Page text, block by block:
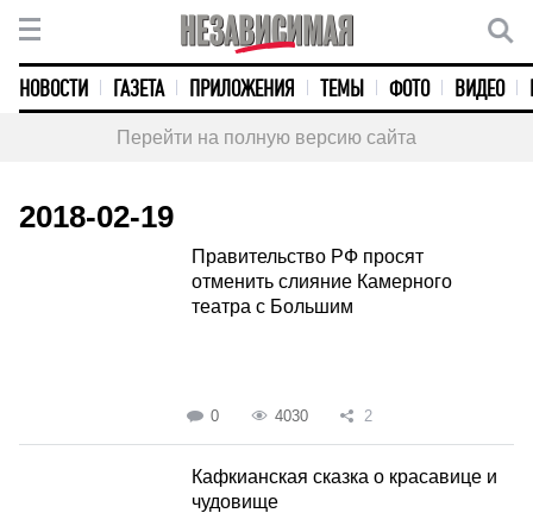
НОВОСТИ ГАЗЕТА ПРИЛОЖЕНИЯ ТЕМЫ ФОТО ВИДЕО
Перейти на полную версию сайта
2018-02-19
Правительство РФ просят
отменить слияние Камерного
театра с Большим
0 4030 2
Кафкианская сказка о красавице и
чудовище